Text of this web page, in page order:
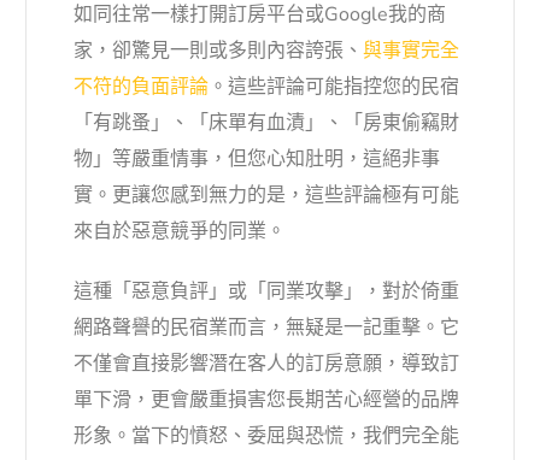
如同往常一樣打開訂房平台或Google我的商
家，卻驚見一則或多則內容誇張、 與事實完全
不符的負面評論。這些評論可能指控您的民宿
「有跳蚤」、「床單有血漬」、「房東偷竊財
物」等嚴重情事，但您心知肚明，這絕非事
實。更讓您感到無力的是，這些評論極有可能
來自於惡意競爭的同業。
這種「惡意負評」或「同業攻擊」，對於倚重
網路聲譽的民宿業而言，無疑是一記重擊。它
不僅會直接影響潛在客人的訂房意願，導致訂
單下滑，更會嚴重損害您長期苦心經營的品牌
形象。當下的憤怒、委屈與恐慌，我們完全能